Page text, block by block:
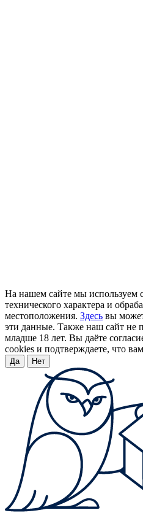
На нашем сайте мы используем
технического характера и
местоположения. Здесь вы
эти данные. Также наш сайт не
младше 18 лет. Вы даёте
cookies и подтверждаете, что
Да Нет